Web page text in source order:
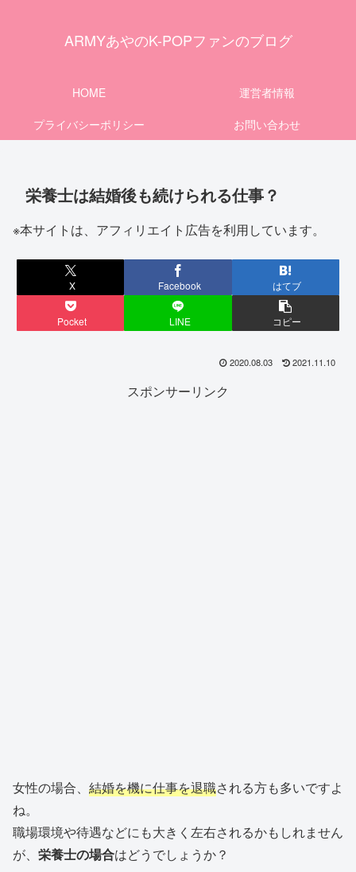
ARMYあやのK-POPファンのブログ
HOME
運営者情報
プライバシーポリシー
お問い合わせ
栄養士は結婚後も続けられる仕事？
※本サイトは、アフィリエイト広告を利用しています。
X Facebook はてブ
Pocket LINE コピー
2020.08.03 2021.11.10
スポンサーリンク
女性の場合、 結婚を機に仕事を退職される方も多いですよ
ね。
職場環境や待遇などにも大きく左右されるかもしれません
が、 栄養士の場合はどうでしょうか？